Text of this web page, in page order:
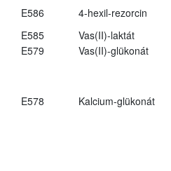
E586
4-hexil-rezorcin
E585
Vas(II)-laktát
E579
Vas(II)-glükonát
E578 Kalcium-glükonát